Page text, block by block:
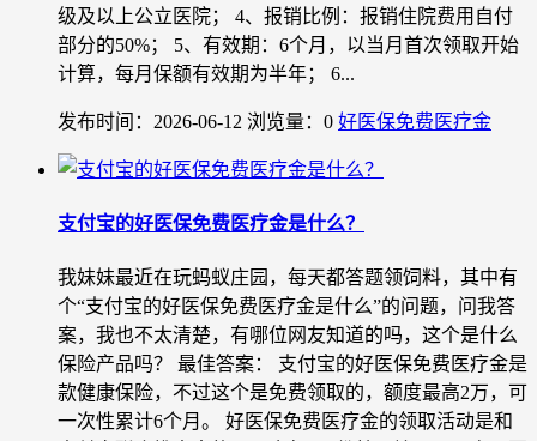
级及以上公立医院； 4、报销比例：报销住院费用自付
部分的50%； 5、有效期：6个月，以当月首次领取开始
计算，每月保额有效期为半年； 6...
发布时间：2026-06-12 浏览量：0 好医保免费医疗金
支付宝的好医保免费医疗金是什么？
我妹妹最近在玩蚂蚁庄园，每天都答题领饲料，其中有
个“支付宝的好医保免费医疗金是什么”的问题，问我答
案，我也不太清楚，有哪位网友知道的吗，这个是什么
保险产品吗？ 最佳答案： 支付宝的好医保免费医疗金是
款健康保险，不过这个是免费领取的，额度最高2万，可
一次性累计6个月。 好医保免费医疗金的领取活动是和